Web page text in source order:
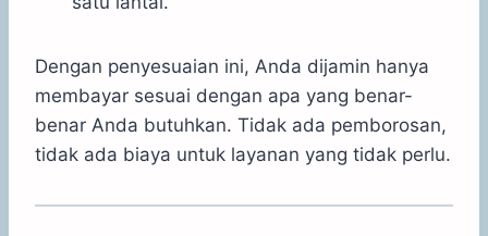
Dengan penyesuaian ini, Anda dijamin hanya
membayar sesuai dengan apa yang benar-
benar Anda butuhkan. Tidak ada pemborosan,
tidak ada biaya untuk layanan yang tidak perlu.